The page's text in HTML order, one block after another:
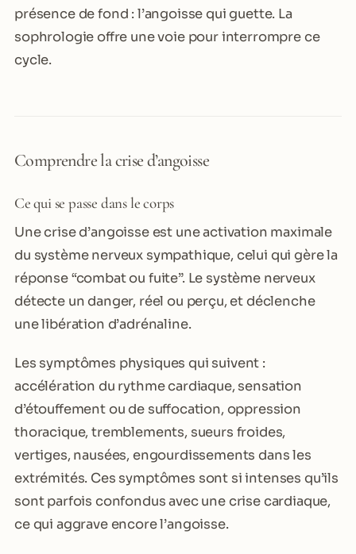
présence de fond : l’angoisse qui guette. La
sophrologie offre une voie pour interrompre ce
cycle.
Comprendre la crise d’angoisse
Ce qui se passe dans le corps
Une crise d’angoisse est une activation maximale
du système nerveux sympathique, celui qui gère la
réponse “combat ou fuite”. Le système nerveux
détecte un danger, réel ou perçu, et déclenche
une libération d’adrénaline.
Les symptômes physiques qui suivent :
accélération du rythme cardiaque, sensation
d’étouffement ou de suffocation, oppression
thoracique, tremblements, sueurs froides,
vertiges, nausées, engourdissements dans les
extrémités. Ces symptômes sont si intenses qu’ils
sont parfois confondus avec une crise cardiaque,
ce qui aggrave encore l’angoisse.